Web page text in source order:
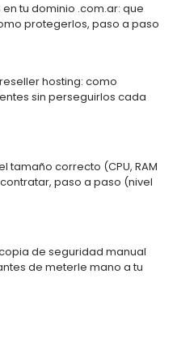
en tu dominio .com.ar: que
protegerlos, paso a paso
hosting: como
sin perseguirlos cada
tamaño correcto (CPU, RAM
paso a paso (nivel
de seguridad manual
de meterle mano a tu